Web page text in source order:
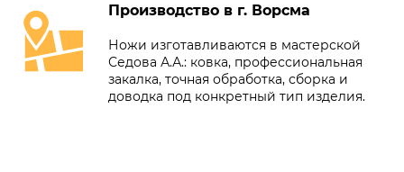
Производство в г. Ворсма
Ножи изготавливаются в мастерской
Седова А.А.: ковка, профессиональная
закалка, точная обработка, сборка и
доводка под конкретный тип изделия.